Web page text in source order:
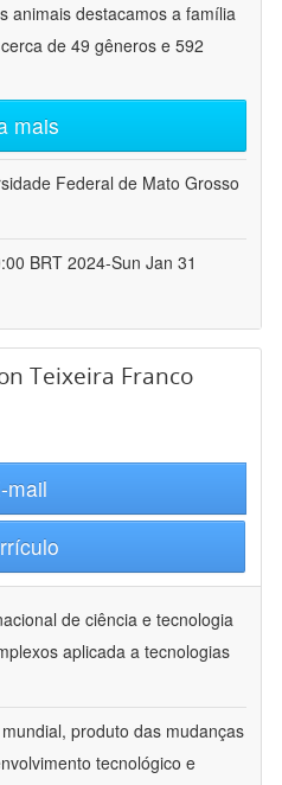
animais destacamos a família
de 49 gêneros e 592
mais
Federal de Mato Grosso
BRT 2024-Sun Jan 31
Teixeira Franco
mail
de ciência e tecnologia
aplicada a tecnologias
produto das mudanças
tecnológico e